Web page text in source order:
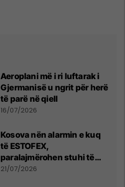
Aeroplani më i ri luftarak i
Gjermanisë u ngrit për herë
të parë në qiell
16/07/2026
Kosova nën alarmin e kuq
të ESTOFEX,
paralajmërohen stuhi të
fuqishme me breshër dhe
21/07/2026